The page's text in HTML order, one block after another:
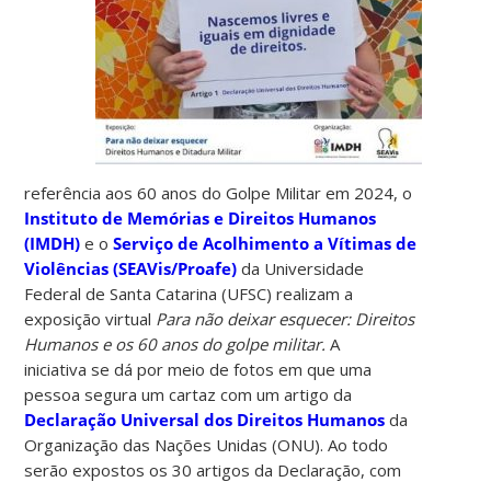
referência aos 60 anos do Golpe Militar em 2024, o
Instituto de Memórias e Direitos Humanos
(IMDH) e oServiço de Acolhimento a Vítimas de
Violências (SEAVis/Proafe) da Universidade
Federal de Santa Catarina (UFSC) realizam a
exposição virtual Para não deixar esquecer: Direitos
Humanos e os 60 anos do golpe militar.A
iniciativa se dá por meio de fotos em que uma
pessoa segura um cartaz com um artigo da
Declaração Universal dos Direitos Humanos da
Organização das Nações Unidas (ONU). Ao todo
serão expostos os 30 artigos da Declaração, com